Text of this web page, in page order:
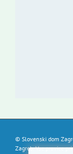
© Slovenski dom
Zagreb. Vse pravice